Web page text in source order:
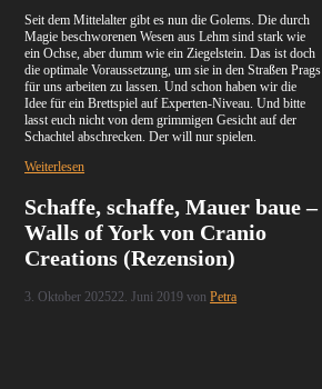
Seit dem Mittelalter gibt es nun die Golems. Die durch
Magie beschworenen Wesen aus Lehm sind stark wie
ein Ochse, aber dumm wie ein Ziegelstein. Das ist doch
die optimale Voraussetzung, um sie in den Straßen Prags
für uns arbeiten zu lassen. Und schon haben wir die
Idee für ein Brettspiel auf Experten-Niveau. Und bitte
lasst euch nicht von dem grimmigen Gesicht auf der
Schachtel abschrecken. Der will nur spielen.
Weiterlesen
Schaffe, schaffe, Mauer baue –
Walls of York von Cranio
Creations (Rezension)
3. Oktober 202522. Juni 2019 vonPetra